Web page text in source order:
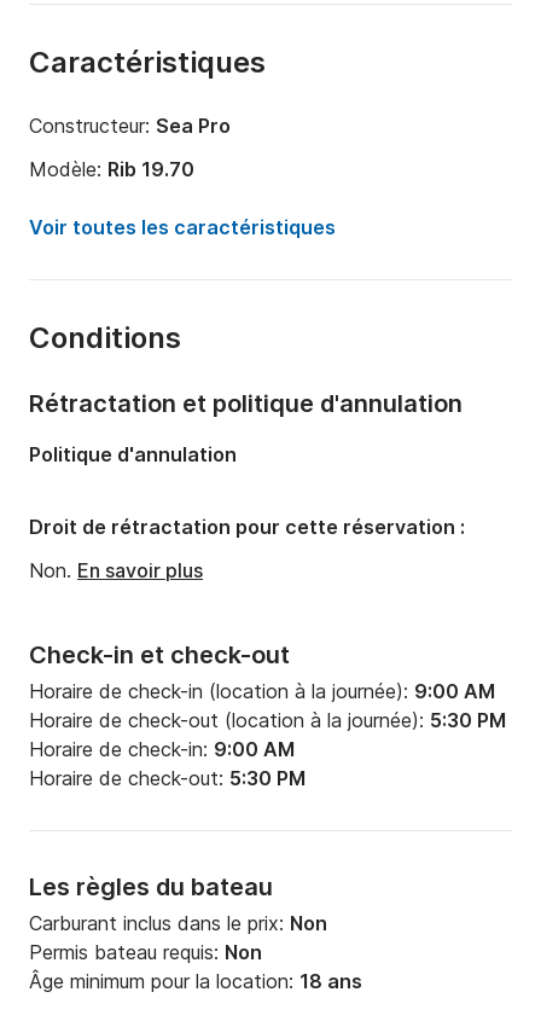
Caractéristiques
Constructeur: Sea Pro
Modèle: Rib 19.70
Puissance moteur:
40cv
Capacité à bord:
Voir toutes les caractéristiques
Conditions
Check-in et check-out
Horaire de check-in (location à la journée): 9:00 AM
Horaire de check-out (location à la journée): 5:30 PM
Horaire de check-in: 9:00 AM
Horaire de check-out: 5:30 PM
Les règles du bateau
Carburant inclus dans le prix: Non
Permis bateau requis: Non
Âge minimum pour la location: 18 ans
Rétractation et politique d'annulation
Politique d'annulation
Droit de rétractation pour cette réservation :
Non. En savoir plus